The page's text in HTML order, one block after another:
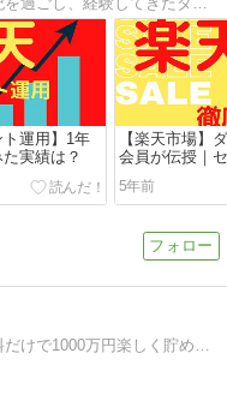
ト運用】1年
実績は？
【楽天市場】
会員が伝授｜
は？お得な日
説！
5年前
双子妊婦会社員サー子が会社のお給料だけで1000万円楽しく貯めた『ストレスフリーな貯金アイディア』を保険、コスメ、株など、様々な方向から紹介しています。